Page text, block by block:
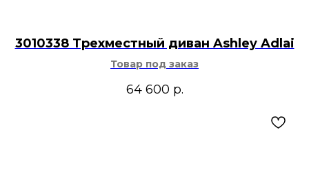
3010338 Трехместный диван Ashley Adlai
Товар под заказ
64 600 р.